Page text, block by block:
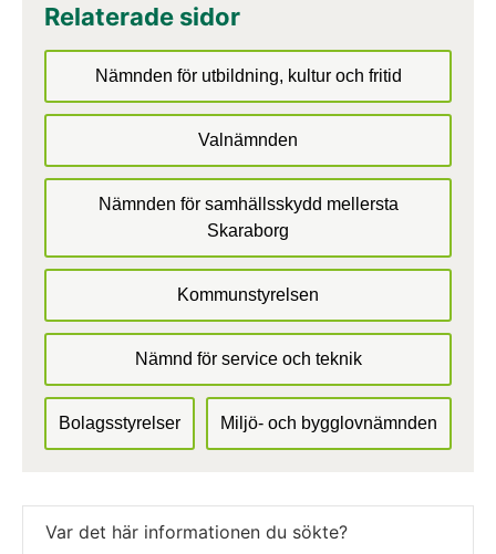
Relaterade sidor
Nämnden för utbildning, kultur och fritid
Valnämnden
Nämnden för samhällsskydd mellersta
Skaraborg
Kommunstyrelsen
Nämnd för service och teknik
Bolagsstyrelser Miljö- och bygglovnämnden
Var det här informationen du sökte?